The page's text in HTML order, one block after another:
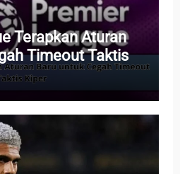
Terapkan Aturan
Timeout Taktis